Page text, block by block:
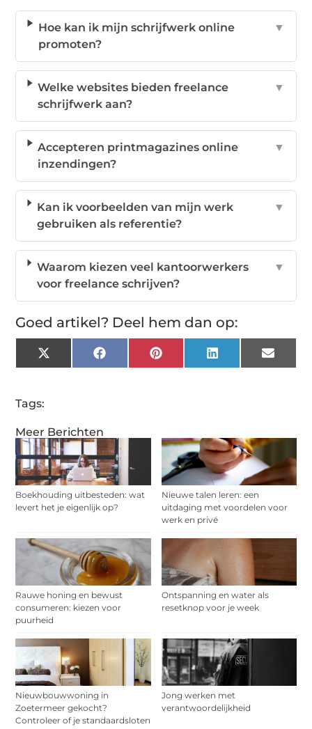
Meer Berichten
Boekhouding uitbesteden: wat
levert het je eigenlijk op?
Nieuwe talen leren: een
uitdaging met voordelen voor
werk en privé
Rauwe honing en bewust
consumeren: kiezen voor
puurheid
Ontspanning en water als
resetknop voor je week
Nieuwbouwwoning in
Zoetermeer gekocht?
Controleer of je standaardsloten
Jong werken met
verantwoordelijkheid
Hoe kan ik mijn schrijfwerk online
promoten?
▼
Welke websites bieden freelance
schrijfwerk aan?
▼
Accepteren printmagazines online
inzendingen?
▼
Kan ik voorbeelden van mijn werk
gebruiken als referentie?
▼
Waarom kiezen veel kantoorwerkers
voor freelance schrijven?
▼
Goed artikel? Deel hem dan op:
X
(Twitter)
FacebookPinterestLinkedIn Email
Tags: